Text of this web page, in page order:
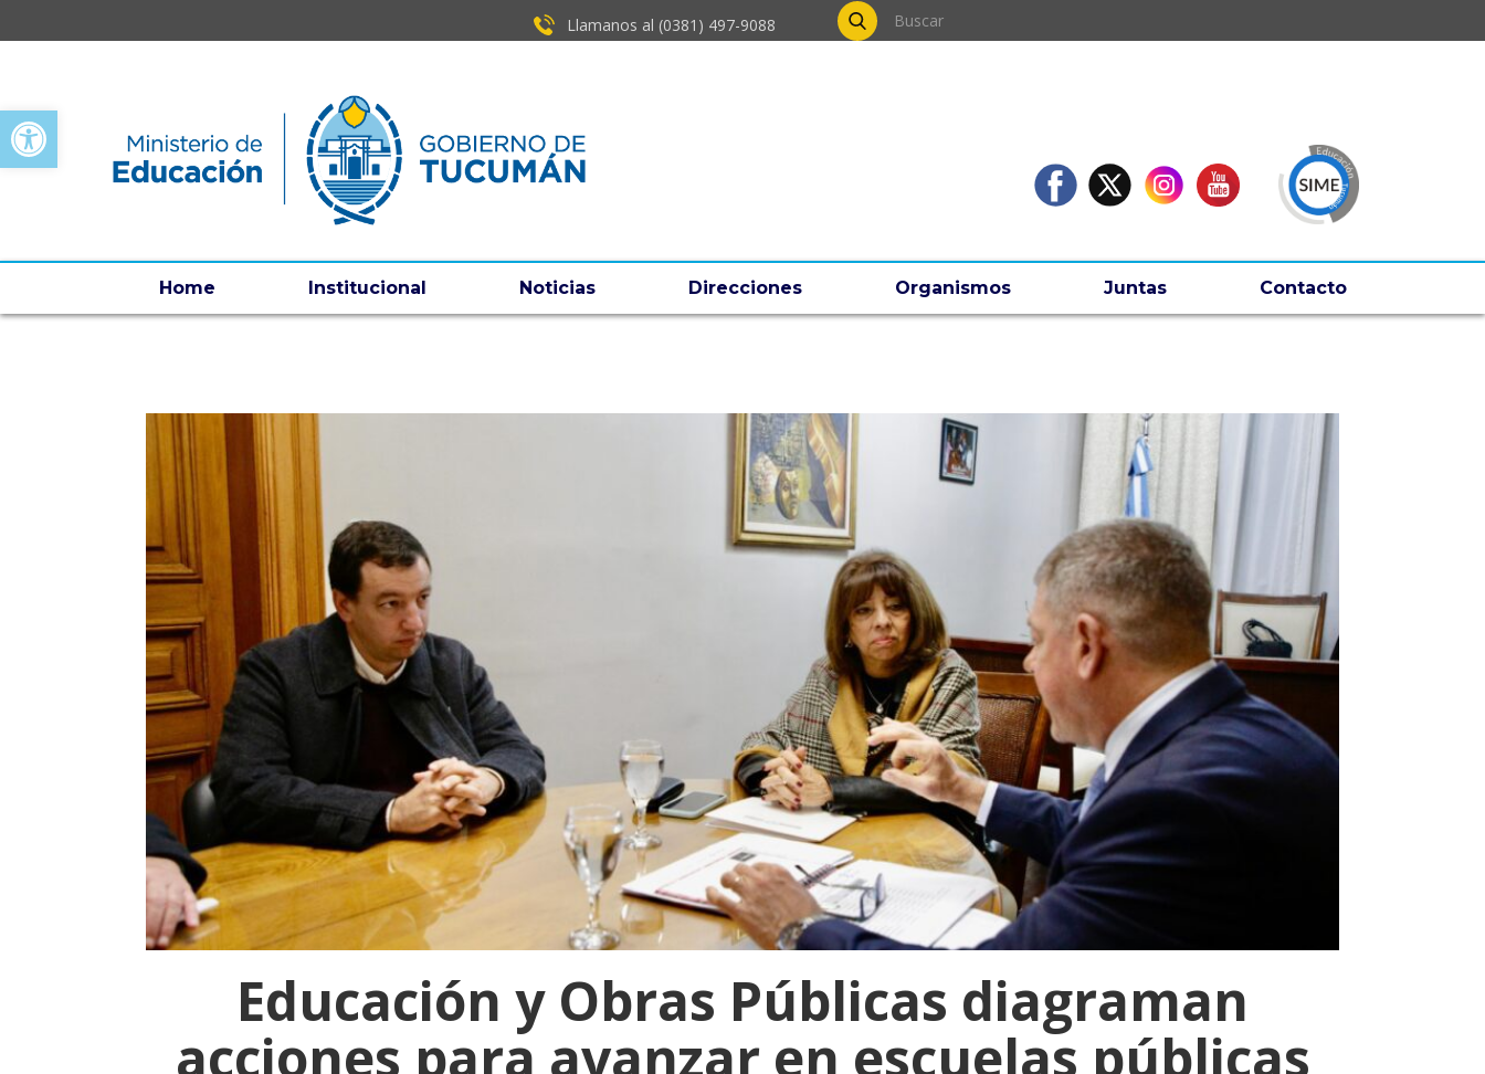
Open toolbar
Llamanos al (0381) ​497-9088
Home Institucional Noticias Direcciones Organismos Juntas Contacto
Educación y Obras Públicas diagraman
acciones para avanzar en escuelas públicas